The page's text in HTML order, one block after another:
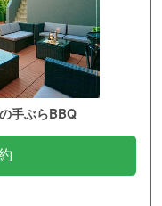
手ぶらBBQ